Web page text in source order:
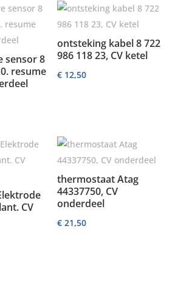
sensor 8
resume
ontsteking kabel 8 722
986 118 23, CV ketel
€ 12,50
CV
thermostaat Atag
44337750, CV
onderdeel
€ 21,50